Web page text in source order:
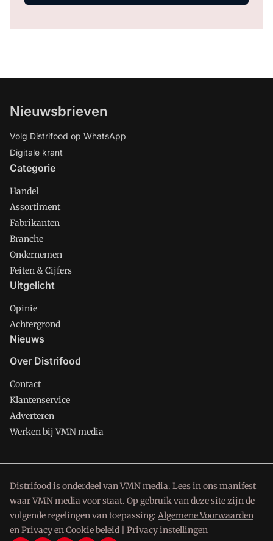
Nieuwsbrieven
Volg Distrifood op WhatsApp
Digitale krant
Categorie
Handel
Assortiment
Fabrikanten
Branche
Ondernemen
Feiten & Cijfers
Uitgelicht
Opinie
Achtergrond
Nieuws
Over Distrifood
Contact
Klantenservice
Adverteren
Werken bij VMN media
Distrifood is onderdeel van VMN media. Lees inons manifest
waar VMN media voor staat. Op gebruik van deze site zijn de
volgende regelingen van toepassing: Algemene Voorwaarden
enPrivacy en Cookie beleid Privacy instellingen